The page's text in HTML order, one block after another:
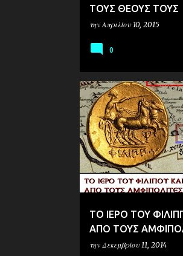
ΤΟΥΣ ΘΕΟΥΣ ΤΟΥΣ
την Απριλίου 10, 2015
0
ΤΟ ΙΕΡΟ ΤΟΥ
ΑΠΟ ΤΟΥΣ
την Δεκεμβρίου 11, 2014
ΙΣΤΟΡΙΑ ΜΑΚΕΔΟΝΙΑ